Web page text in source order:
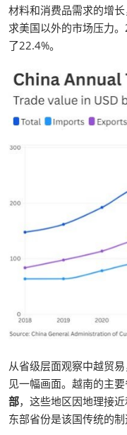
材料和消费品需求的增
求美国以外的市场压力
了22.4%。
从省级层面观察中越贸
见一幅画面。越南的主
部，这些地区因地理接
东部省份是该国传统的制